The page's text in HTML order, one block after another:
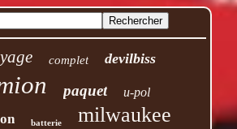
complet devilbiss
paquet u-pol
batterie milwaukee